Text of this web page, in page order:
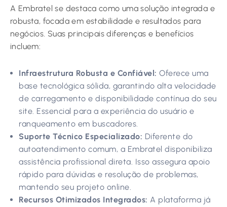
A Embratel se destaca como uma solução integrada e
robusta, focada em estabilidade e resultados para
negócios. Suas principais diferenças e benefícios
incluem:
Infraestrutura Robusta e Confiável: Oferece uma
base tecnológica sólida, garantindo alta velocidade
de carregamento e disponibilidade contínua do seu
site. Essencial para a experiência do usuário e
ranqueamento em buscadores.
Suporte Técnico Especializado: Diferente do
autoatendimento comum, a Embratel disponibiliza
assistência profissional direta. Isso assegura apoio
rápido para dúvidas e resolução de problemas,
mantendo seu projeto online.
Recursos Otimizados Integrados: A plataforma já